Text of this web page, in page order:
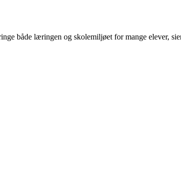
både læringen og skolemiljøet for mange elever,